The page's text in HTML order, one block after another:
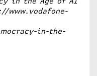
www.vodafone-
in-the-